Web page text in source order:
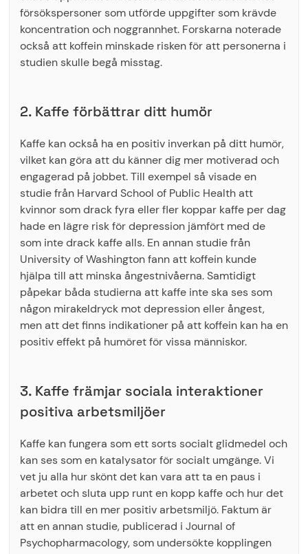
försökspersoner som utförde uppgifter som krävde
koncentration och noggrannhet. Forskarna noterade
också att koffein minskade risken för att personerna i
studien skulle begå misstag.
2. Kaffe förbättrar ditt humör
Kaffe kan också ha en positiv inverkan på ditt humör,
vilket kan göra att du känner dig mer motiverad och
engagerad på jobbet. Till exempel så visade en
studie från Harvard School of Public Health att
kvinnor som drack fyra eller fler koppar kaffe per dag
hade en lägre risk för depression jämfört med de
som inte drack kaffe alls. En annan studie från
University of Washington fann att koffein kunde
hjälpa till att minska ångestnivåerna. Samtidigt
påpekar båda studierna att kaffe inte ska ses som
någon mirakeldryck mot depression eller ångest,
men att det finns indikationer på att koffein kan ha en
positiv effekt på humöret för vissa människor.
3. Kaffe främjar sociala interaktioner
positiva arbetsmiljöer
Kaffe kan fungera som ett sorts socialt glidmedel och
kan ses som en katalysator för socialt umgänge. Vi
vet ju alla hur skönt det kan vara att ta en paus i
arbetet och sluta upp runt en kopp kaffe och hur det
kan bidra till en mer positiv arbetsmiljö. Faktum är
att en annan studie, publicerad i Journal of
Psychopharmacology, som undersökte kopplingen